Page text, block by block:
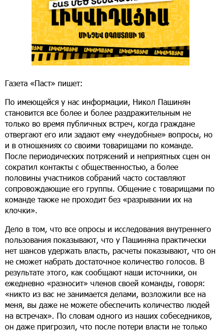
Газета «Паст» пишет:
По имеющейся у нас информации, Никол Пашинян
становится все более и более раздражительным не
только во время публичных встреч, когда граждане
отвергают его или задают ему «неудобные» вопросы, но
и в отношениях со своими товарищами по команде.
После периодических потрясений и неприятных сцен он
сократил контакты с общественностью, а более
половины участников собраний часто составляют
сопровождающие его группы. Общение с товарищами по
команде также не проходит без «разрывании их на
клочки».
Дело в том, что все опросы и исследования внутреннего
пользования показывают, что у Пашиняна практически
нет шансов удержать власть, расчеты показывают, что он
не сможет набрать достаточное количество голосов. В
результате этого, как сообщают наши источники, он
ежедневно «разносит» членов своей команды, говоря:
«никто из вас не занимается делами, возложили все на
меня, вы даже не можете обеспечить количество людей
на встречах». По словам одного из наших собеседников,
он даже пригрозил, что после потери власти не только